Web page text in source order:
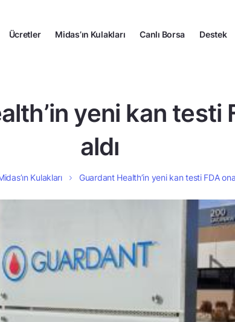
Ücretler Midas’ın Kulakları Canlı Borsa Destek
yeni kan testi
aldı
Kulakları Guardant Health’in yeni kan testi FDA